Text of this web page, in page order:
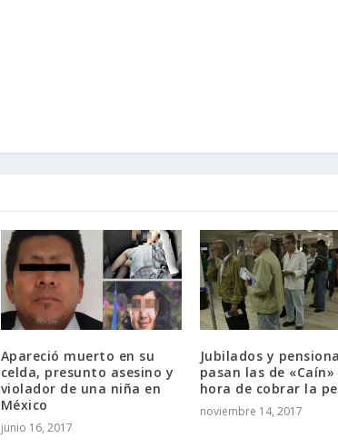
Apareció muerto en su
celda, presunto asesino y
violador de una niña en
México
junio 16, 2017
Jubilados y
pasan las de «Caín»
hora de cobrar la
noviembre 14, 2017